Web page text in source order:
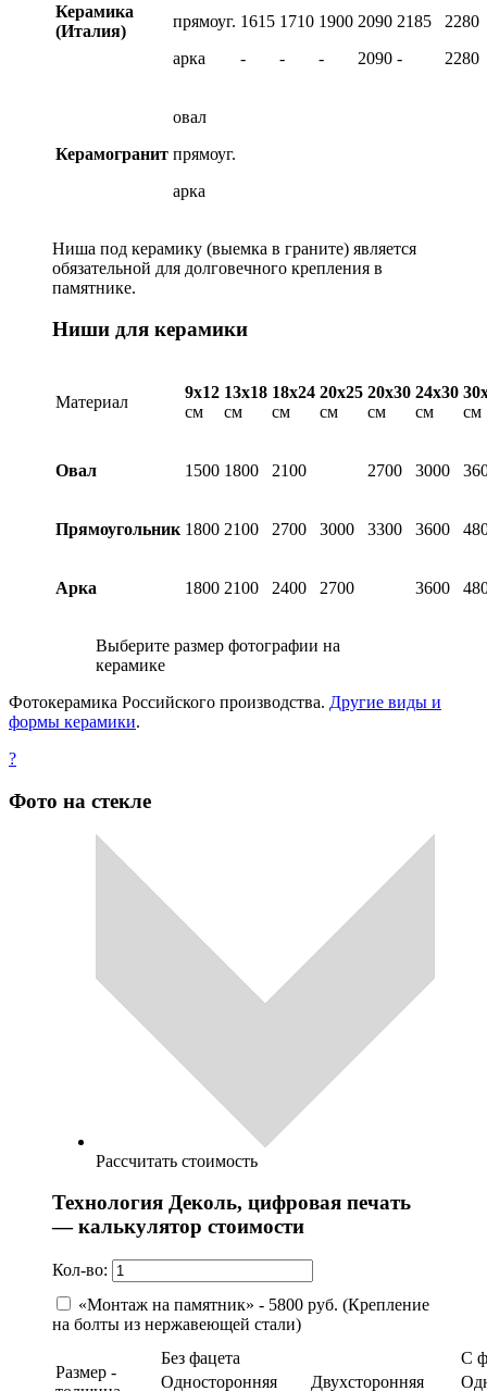
Керамика
(Италия)
прямоуг.
арка
1615
-
1710
-
1900
-
2090
2090
2185
-
2280
2280
Керамогранит
овал
прямоуг.
арка
Ниша под керамику (выемка в граните) является
обязательной для долговечного крепления в
памятнике.
Ниши для керамики
Материал
9х12
см
13х18
см
18х24
см
20х25
см
20х30
см
24х30
см
см
Овал 1500 1800 2100 2700 3000
Прямоугольник 1800 2100 2700 3000 3300 3600
Арка 1800 2100 2400 2700 3600
Выберите размер фотографии на
керамике
Фотокерамика Российского производства. Другие виды и
формы керамики.
?
Фото на стекле
Рассчитать стоимость
Технология Деколь, цифровая печать
— калькулятор стоимости
Кол-во:
«Монтаж на памятник» - 5800 руб. (Крепление
на болты из нержавеющей стали)
Размер -
Без фацета
С
Односторонняя
Двухсторонняя